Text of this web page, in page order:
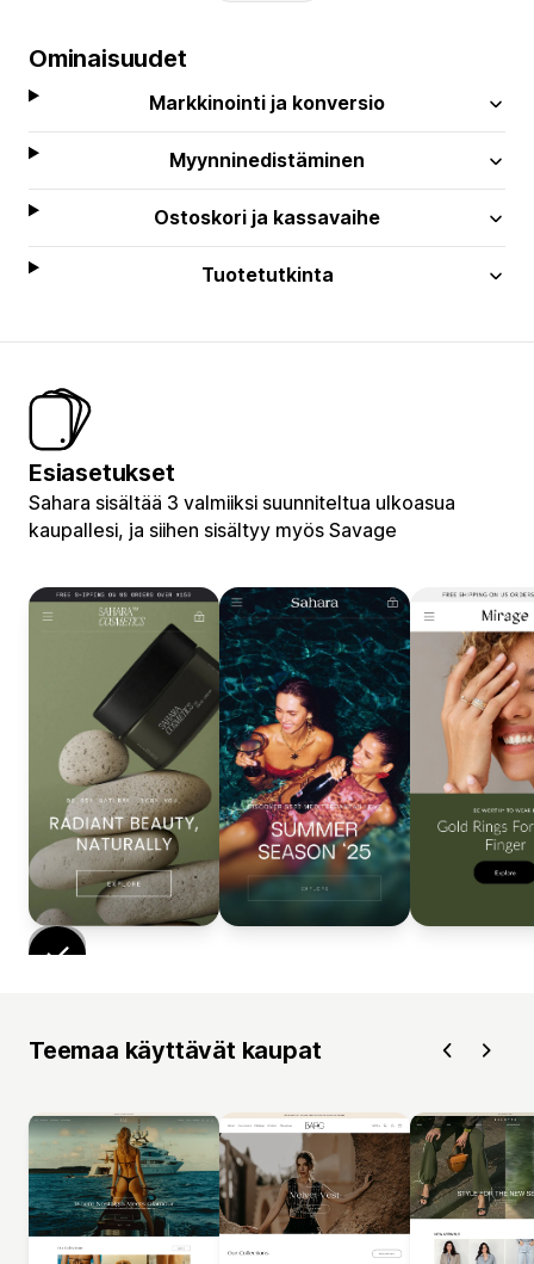
Ominaisuudet
Markkinointi ja konversio
Myynninedistäminen
Ostoskori ja kassavaihe
Tuotetutkinta
Esiasetukset
Sahara sisältää 3 valmiiksi suunniteltua ulkoasua
kaupallesi, ja siihen sisältyy myös Savage
Teemaa käyttävät kaupat